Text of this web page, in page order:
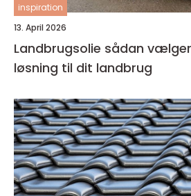
inspiration
13. April 2026
Landbrugsolie sådan vælger du den rigtige
løsning til dit landbrug